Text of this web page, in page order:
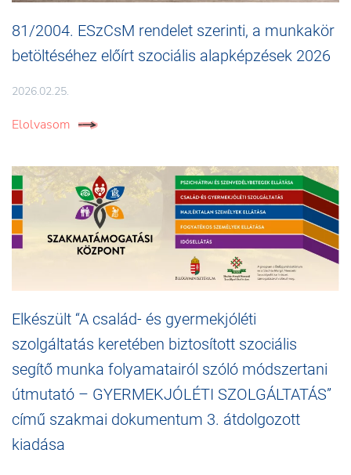
81/2004. ESzCsM rendelet szerinti, a munkakör
betöltéséhez előírt szociális alapképzések 2026
2026.02.25.
Elolvasom
Elkészült “A család- és gyermekjóléti
szolgáltatás keretében biztosított szociális
segítő munka folyamatairól szóló módszertani
útmutató – GYERMEKJÓLÉTI SZOLGÁLTATÁS”
című szakmai dokumentum 3. átdolgozott
kiadása